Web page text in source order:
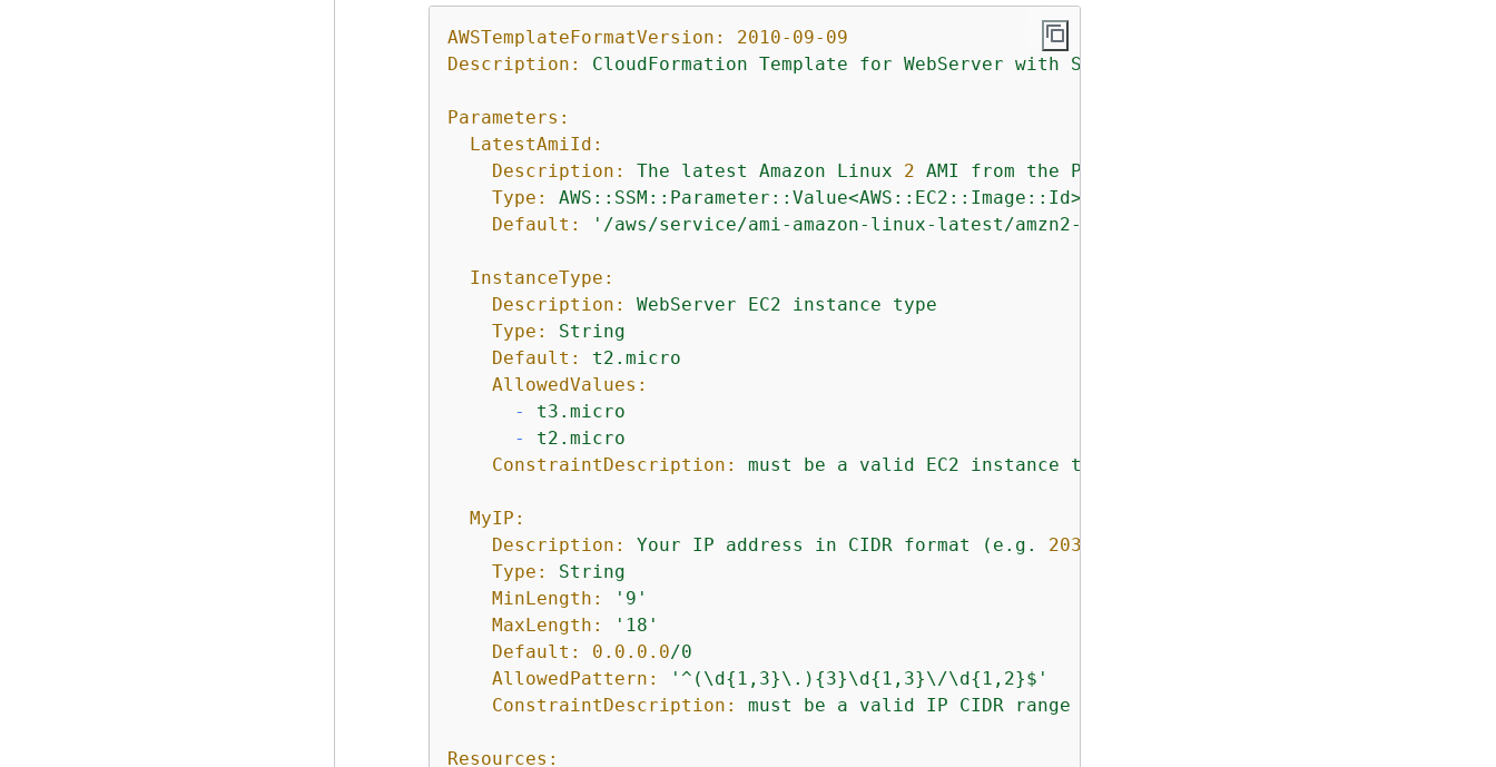
AWSTemplateFormatVersion:
2010-09-09
Description:
CloudFormation Template for WebServer with Security
Parameters:
LatestAmiId:
Description:
The latest Amazon Linux 2 AMI from the Parameter
Type:
AWS::SSM::Parameter::Value<AWS::EC2::Image::Id>
Default:
'/aws/service/ami-amazon-linux-latest/amzn2-ami-hvm-x86_64-gp2'
InstanceType:
Description:
WebServer EC2 instance
type
Type:
String
Default:
t2.micro
AllowedValues:
-
t3.micro
-
t2.micro
ConstraintDescription:
must be a valid EC2 instance type.
MyIP:
Description:
Your IP address in CIDR format (e.g. 203.0
Type:
String
MinLength:
'9'
MaxLength:
'18'
Default:
0.0 .0 .0/0
AllowedPattern:
'^(\d{ 1,3}\.) {3}\d{ 1,3}\/\d{ 1,2}$'
ConstraintDescription:
must be a valid IP CIDR range
Resources: